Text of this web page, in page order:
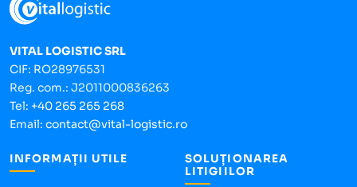
VITAL LOGISTIC SRL
CIF: RO28976531
Reg. com.: J2011000836263
Tel: +40 265 265 268
Email: contact@vital-logistic.ro
INFORMAȚII UTILE
SOLUȚIONAREA
LITIGIILOR